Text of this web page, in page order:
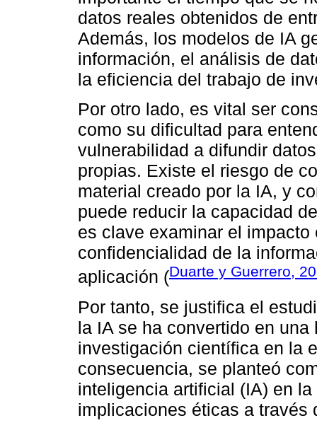
datos reales obtenidos de
Además, los modelos de IA
información, el análisis de
la eficiencia del trabajo de
Por otro lado, es vital ser
como su dificultad para
vulnerabilidad a difundir
propias. Existe el riesgo de
material creado por la IA, y
puede reducir la capacidad
es clave examinar el
confidencialidad de la
aplicación (Duarte y Guerrero,
Por tanto, se justifica el
la IA se ha convertido en
investigación científica en la
consecuencia, se planteó
inteligencia artificial (IA) en
implicaciones éticas a través